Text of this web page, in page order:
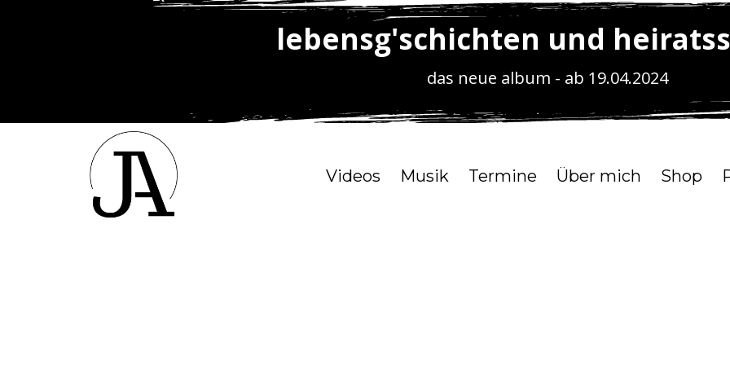
lebensg'schichten und
das neue album - ab 19.04.2024
Videos Musik Termine Über mich Shop